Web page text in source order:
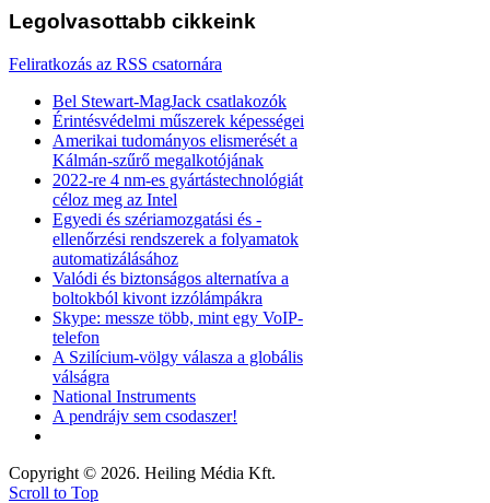
Legolvasottabb cikkeink
Feliratkozás az RSS csatornára
Bel Stewart-MagJack csatlakozók
Érintésvédelmi műszerek képességei
Amerikai tudományos elismerését a
Kálmán-szűrő megalkotójának
2022-re 4 nm-es gyártástechnológiát
céloz meg az Intel
Egyedi és szériamozgatási és -
ellenőrzési rendszerek a folyamatok
automatizálásához
Valódi és biztonságos alternatíva a
boltokból kivont izzólámpákra
Skype: messze több, mint egy VoIP-
telefon
A Szilícium-völgy válasza a globális
válságra
National Instruments
A pendrájv sem csodaszer!
Copyright © 2026. Heiling Média Kft.
Scroll to Top